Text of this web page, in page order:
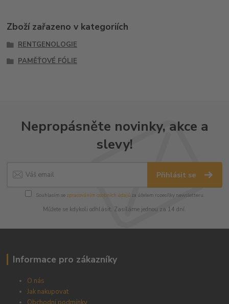
Zboží zařazeno v kategoriích
RENTGENOLOGIE
PAMĚŤOVÉ FÓLIE
Nepropásněte novinky, akce a
slevy!
Přihlásit se
Souhlasím se zpracováním osobních údajůza účelem rozesílky newsletteru.
Můžete se kdykoli odhlásit. Zasíláme jednou za 14 dní.
Informace pro zákazníky
O nás
Jak nakupovat